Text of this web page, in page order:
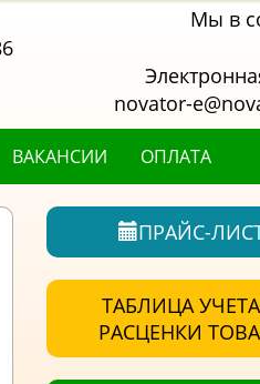
Мы в
novator-
ВАКАНСИИ ОПЛАТА
ПРАЙС-
ТАБЛИЦА
РАСЦЕНКИ